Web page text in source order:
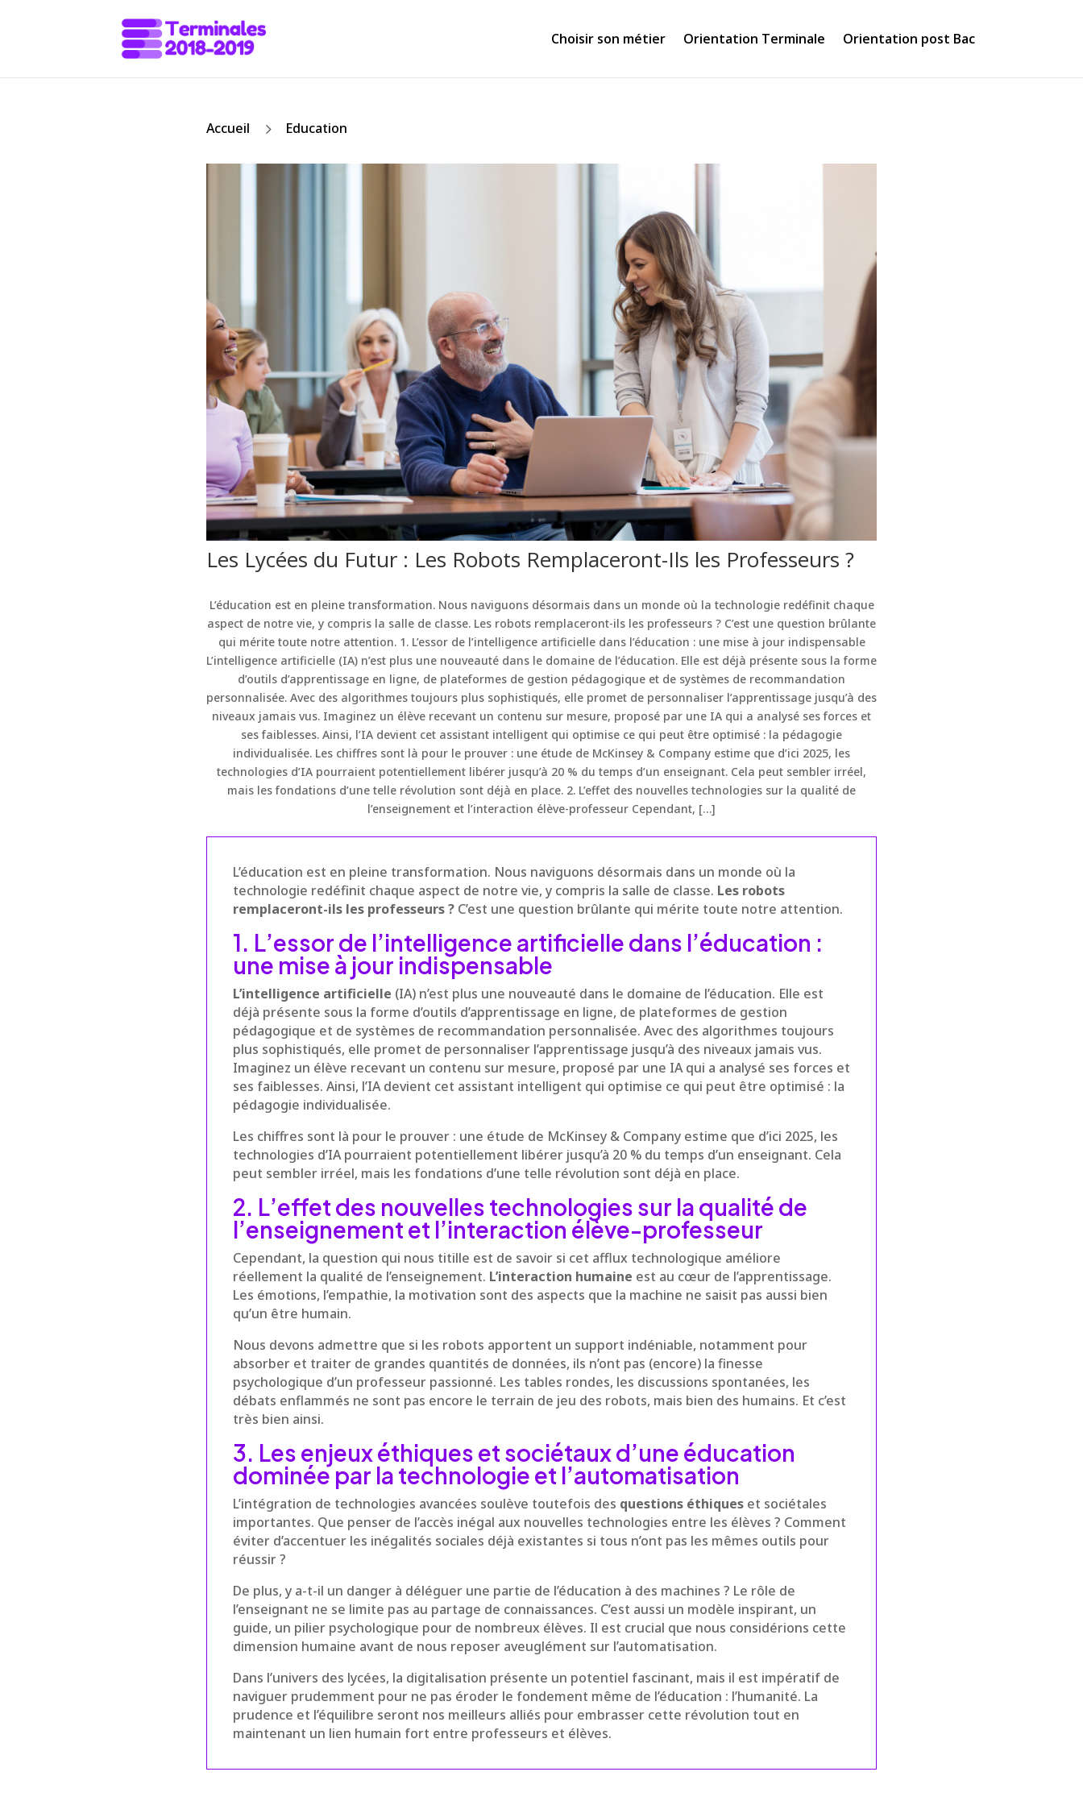
Choisir son métier Orientation Terminale Orientation post Bac
Accueil 5 Education
Les Lycées du Futur : Les Robots Remplaceront-Ils les Professeurs ?
L’éducation est en pleine transformation. Nous naviguons désormais dans un monde où la technologie redéfinit chaque
aspect de notre vie, y compris la salle de classe. Les robots remplaceront-ils les professeurs ? C’est une question brûlante
qui mérite toute notre attention. 1. L’essor de l’intelligence artificielle dans l’éducation : une mise à jour indispensable
L’intelligence artificielle (IA) n’est plus une nouveauté dans le domaine de l’éducation. Elle est déjà présente sous la forme
d’outils d’apprentissage en ligne, de plateformes de gestion pédagogique et de systèmes de recommandation
personnalisée. Avec des algorithmes toujours plus sophistiqués, elle promet de personnaliser l’apprentissage jusqu’à des
niveaux jamais vus. Imaginez un élève recevant un contenu sur mesure, proposé par une IA qui a analysé ses forces et
ses faiblesses. Ainsi, l’IA devient cet assistant intelligent qui optimise ce qui peut être optimisé : la pédagogie
individualisée. Les chiffres sont là pour le prouver : une étude de McKinsey & Company estime que d’ici 2025, les
technologies d’IA pourraient potentiellement libérer jusqu’à 20 % du temps d’un enseignant. Cela peut sembler irréel,
mais les fondations d’une telle révolution sont déjà en place. 2. L’effet des nouvelles technologies sur la qualité de
l’enseignement et l’interaction élève-professeur Cependant, […]
L’éducation est en pleine transformation. Nous naviguons désormais dans un monde où la
technologie redéfinit chaque aspect de notre vie, y compris la salle de classe. Les robots
remplaceront-ils les professeurs ? C’est une question brûlante qui mérite toute notre attention.
1. L’essor de l’intelligence artificielle dans l’éducation :
une mise à jour indispensable
L’intelligence artificielle (IA) n’est plus une nouveauté dans le domaine de l’éducation. Elle est
déjà présente sous la forme d’outils d’apprentissage en ligne, de plateformes de gestion
pédagogique et de systèmes de recommandation personnalisée. Avec des algorithmes toujours
plus sophistiqués, elle promet de personnaliser l’apprentissage jusqu’à des niveaux jamais vus.
Imaginez un élève recevant un contenu sur mesure, proposé par une IA qui a analysé ses forces et
ses faiblesses. Ainsi, l’IA devient cet assistant intelligent qui optimise ce qui peut être optimisé : la
pédagogie individualisée.
Les chiffres sont là pour le prouver : une étude de McKinsey & Company estime que d’ici 2025, les
technologies d’IA pourraient potentiellement libérer jusqu’à 20 % du temps d’un enseignant. Cela
peut sembler irréel, mais les fondations d’une telle révolution sont déjà en place.
2. L’effet des nouvelles technologies sur la qualité de
l’enseignement et l’interaction élève-professeur
Cependant, la question qui nous titille est de savoir si cet afflux technologique améliore
réellement la qualité de l’enseignement. L’interaction humaine est au cœur de l’apprentissage.
Les émotions, l’empathie, la motivation sont des aspects que la machine ne saisit pas aussi bien
qu’un être humain.
Nous devons admettre que si les robots apportent un support indéniable, notamment pour
absorber et traiter de grandes quantités de données, ils n’ont pas (encore) la finesse
psychologique d’un professeur passionné. Les tables rondes, les discussions spontanées, les
débats enflammés ne sont pas encore le terrain de jeu des robots, mais bien des humains. Et c’est
très bien ainsi.
3. Les enjeux éthiques et sociétaux d’une éducation
dominée par la technologie et l’automatisation
L’intégration de technologies avancées soulève toutefois des questions éthiques et sociétales
importantes. Que penser de l’accès inégal aux nouvelles technologies entre les élèves ? Comment
éviter d’accentuer les inégalités sociales déjà existantes si tous n’ont pas les mêmes outils pour
réussir ?
De plus, y a-t-il un danger à déléguer une partie de l’éducation à des machines ? Le rôle de
l’enseignant ne se limite pas au partage de connaissances. C’est aussi un modèle inspirant, un
guide, un pilier psychologique pour de nombreux élèves. Il est crucial que nous considérions cette
dimension humaine avant de nous reposer aveuglément sur l’automatisation.
Dans l’univers des lycées, la digitalisation présente un potentiel fascinant, mais il est impératif de
naviguer prudemment pour ne pas éroder le fondement même de l’éducation : l’humanité. La
prudence et l’équilibre seront nos meilleurs alliés pour embrasser cette révolution tout en
maintenant un lien humain fort entre professeurs et élèves.